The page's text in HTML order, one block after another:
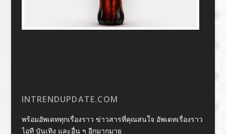
INTRENDUPDATE.COM
พร้อมอัพเดททุกเรื่องราว ข่าวสารที่คุณสนใจ อัพเดทเรื่องราว
ไอที บันเทิง และอื่น ๆ อีกมากมาย